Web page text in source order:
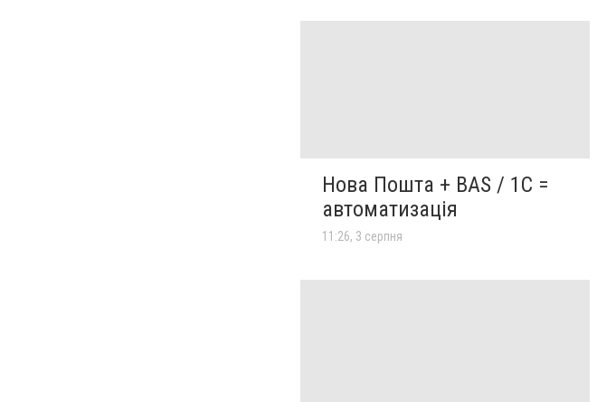
Нова Пошта + BAS / 1C =
автоматизація
11:26, 3 серпня